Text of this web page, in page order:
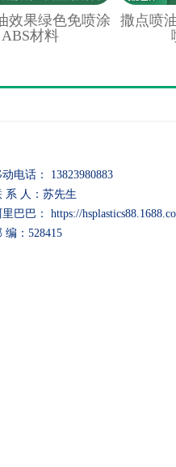
效果绿色免喷涂
ABS材料
撒点喷
电话： 13823980883
系 人：苏先生
里巴巴： https://
编：528415